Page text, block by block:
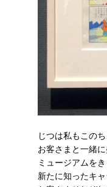
じつは私もこの
お客さまと一緒
ミュージアムを
新たに知ったキ